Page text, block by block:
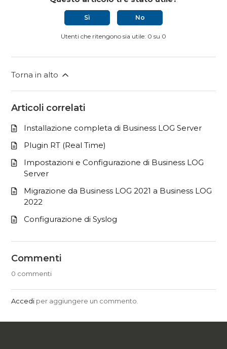
Sì No
Utenti che ritengono sia utile: 0 su 0
Torna in alto
Articoli correlati
Installazione completa di Business LOG Server
Plugin RT (Real Time)
Impostazioni e Configurazione di Business LOG
Server
Migrazione da Business LOG 2021 a Business LOG
2022
Configurazione di Syslog
Commenti
0 commenti
Accedi per aggiungere un commento.